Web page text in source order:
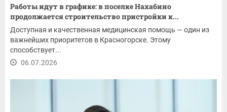
Работы идут в графике: в поселке Нахабино
продолжается строительство пристройки к...
Доступная и качественная медицинская помощь — один из
важнейших приоритетов в Красногорске. Этому
способствует...
06.07.2026